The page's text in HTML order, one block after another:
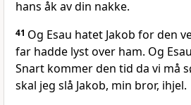
hans åk av din nakke.
41 Og Esau hatet Jakob for den
far hadde lyst over ham. Og
Snart kommer den tid da vi må
skal jeg slå Jakob, min bror, ihjel.